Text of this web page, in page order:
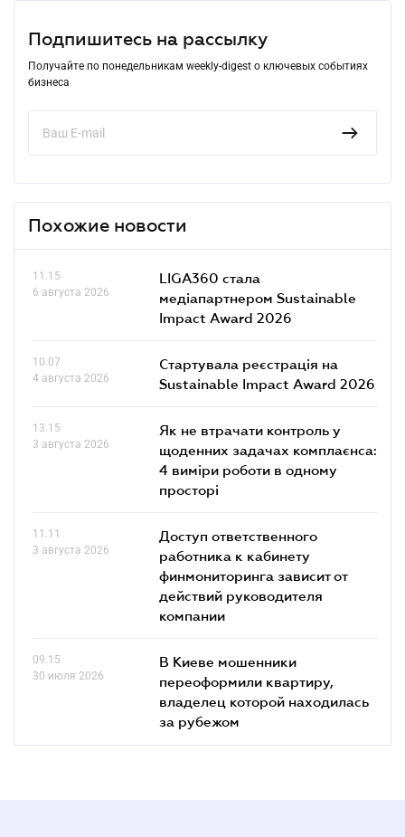
Подпишитесь на рассылку
Получайте по понедельникам weekly-digest о ключевых событиях
бизнеса
Похожие новости
11.15
6 августа 2026
LIGA360 стала
медіапартнером Sustainable
Impact Award 2026
10.07
4 августа 2026
Стартувала реєстрація на
Sustainable Impact Award 2026
13.15
3 августа 2026
Як не втрачати контроль у
щоденних задачах комплаєнса:
4 виміри роботи в одному
просторі
11.11
3 августа 2026
Доступ ответственного
работника к кабинету
финмониторинга зависит от
действий руководителя
компании
09.15
30 июля 2026
В Киеве мошенники
переоформили квартиру,
владелец которой находилась
за рубежом